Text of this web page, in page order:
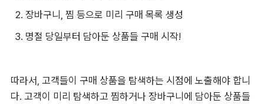
장바구니, 찜 등으로 미리 구매 목록 생성
명절 당일부터 담아둔 상품들 구매 시작!
따라서, 고객들이 구매 상품을 탐색하는 시점에 노출해야 합니
다. 고객이 미리 탐색하고 찜하거나 장바구니에 담아둔 상품들